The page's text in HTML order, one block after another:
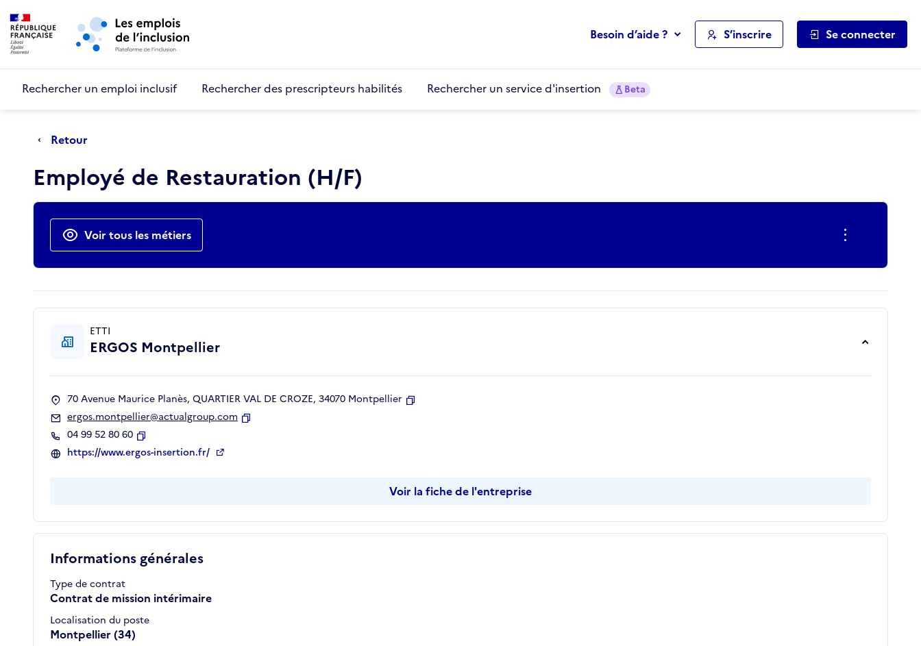
Aller au menu principal
Besoin d’aide ? S’inscrire Se connecter
Rechercher un emploi inclusif Rechercher des prescripteurs habilités Rechercher un service d'insertion Beta
Retour
Employé de Restauration (H/F)
Actions rapides
Voir tous les métiers
Informations générales
Type de contrat
Contrat de mission intérimaire
Localisation du poste
Montpellier (34)
ETTI
ERGOS Montpellier
70 Avenue Maurice Planès, QUARTIER VAL DE CROZE, 34070 Montpellier
ergos.montpellier@actualgroup.com
04 99 52 80 60
Copier
https://www.ergos-insertion.fr/
Voir la fiche de l'entreprise